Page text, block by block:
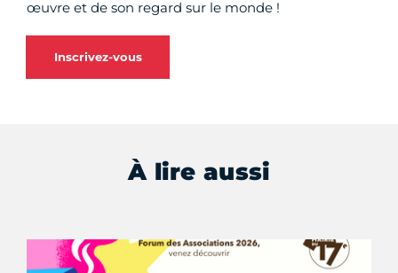
œuvre et de son regard sur le monde !
Inscrivez-vous
À lire aussi